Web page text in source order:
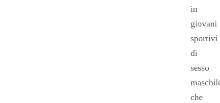
in
giovani
sportivi
di
sesso
che